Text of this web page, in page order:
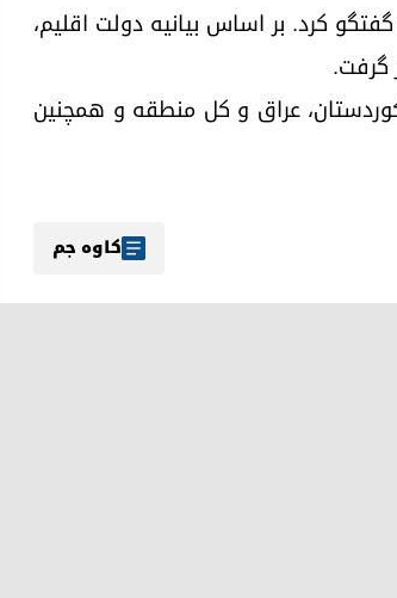
گفتگو کرد. بر اساس بیانیه دولت اقلیم،
گرفت.
عراق و کل منطقه و همچنین
کاوە جم